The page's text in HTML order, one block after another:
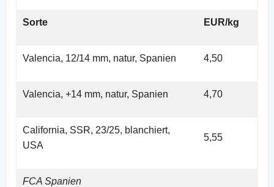
Sorte EUR/kg
Valencia, 12/14 mm, natur, Spanien 4,50
Valencia, +14 mm, natur, Spanien 4,70
California, SSR, 23/25, blanchiert,
USA
5,55
FCA Spanien